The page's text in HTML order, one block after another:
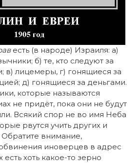
есть (в народе) Израиля: а)
б) те, кто следуют за
в) лицемеры, г) гонящиеся за
д) гонящиеся за деньгами.
которые называются
не придёт, пока они не будут
Всякий спор не во имя Неба
рвутся учить других и
Обратите внимание,
иноверцев в адрес
хоть какое-то зерно